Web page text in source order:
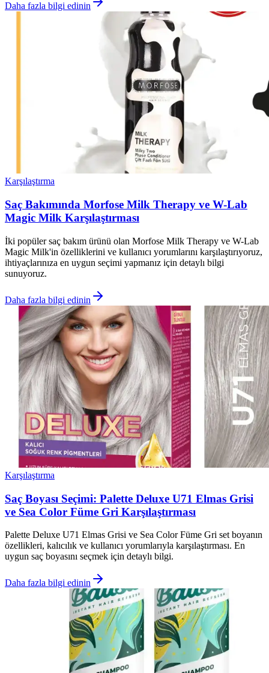
Daha fazla bilgi edinin
Karşılaştırma
Saç Bakımında Morfose Milk Therapy ve W-Lab
Magic Milk Karşılaştırması
İki popüler saç bakım ürünü olan Morfose Milk Therapy ve W-Lab
Magic Milk'in özelliklerini ve kullanıcı yorumlarını karşılaştırıyoruz,
ihtiyaçlarınıza en uygun seçimi yapmanız için detaylı bilgi
sunuyoruz.
Daha fazla bilgi edinin
Karşılaştırma
Saç Boyası Seçimi: Palette Deluxe U71 Elmas Grisi
ve Sea Color Füme Gri Karşılaştırması
Palette Deluxe U71 Elmas Grisi ve Sea Color Füme Gri set boyanın
özellikleri, kalıcılık ve kullanıcı yorumlarıyla karşılaştırması. En
uygun saç boyasını seçmek için detaylı bilgi.
Daha fazla bilgi edinin